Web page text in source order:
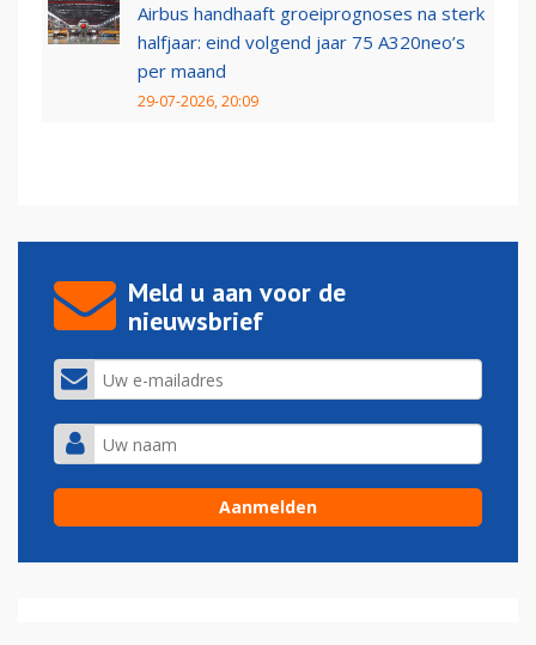
Airbus handhaaft groeiprognoses na sterk
halfjaar: eind volgend jaar 75 A320neo’s
per maand
29-07-2026, 20:09
Meld u aan voor de
nieuwsbrief